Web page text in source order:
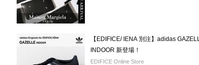
【EDIFICE/ IENA 別注】adidas
INDOOR 新登場！
EDIFICE Online Store